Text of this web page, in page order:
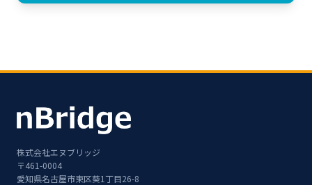
株式会社エヌブリッジ
〒461-0004
愛知県名古屋市東区葵1丁目26-8